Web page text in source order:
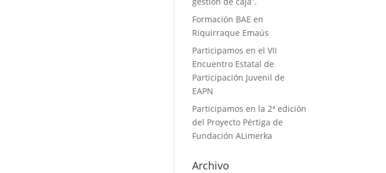
Formación BAE en
Riquirraque Emaús
Participamos en el VII
Encuentro Estatal de
Participación Juvenil de
EAPN
Participamos en la 2ª edición
del Proyecto Pértiga de
Fundación ALimerka
Archivo